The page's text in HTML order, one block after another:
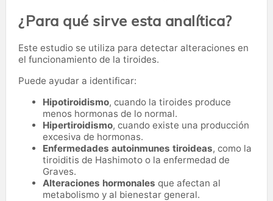
¿Para qué sirve esta analítica?
Este estudio se utiliza para detectar alteraciones en
el funcionamiento de la tiroides.
Puede ayudar a identificar:
Hipotiroidismo, cuando la tiroides produce
menos hormonas de lo normal.
Hipertiroidismo, cuando existe una producción
excesiva de hormonas.
Enfermedades autoinmunes tiroideas, como la
tiroiditis de Hashimoto o la enfermedad de
Graves.
Alteraciones hormonales que afectan al
metabolismo y al bienestar general.